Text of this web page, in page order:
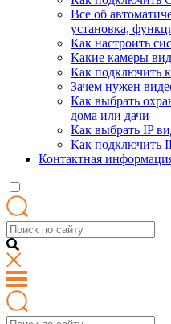
Все об
установка,
Как настроить
Какие камеры
Как подключить
Зачем нужен
Как выбрать
дома или дачи
Как выбрать IP
Как подключить
Контактная